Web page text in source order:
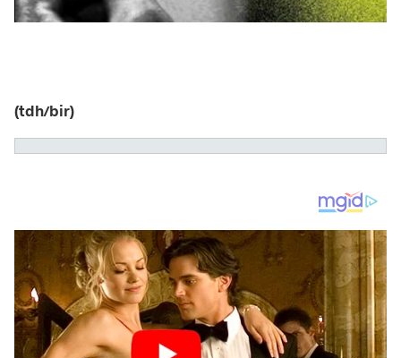
(tdh/bir)